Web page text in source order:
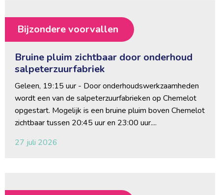
Bijzondere voorvallen
Bruine pluim zichtbaar door onderhoud
salpeterzuurfabriek
Geleen, 19:15 uur - Door onderhoudswerkzaamheden
wordt een van de salpeterzuurfabrieken op Chemelot
opgestart. Mogelijk is een bruine pluim boven Chemelot
zichtbaar tussen 20:45 uur en 23:00 uur....
27 juli 2026